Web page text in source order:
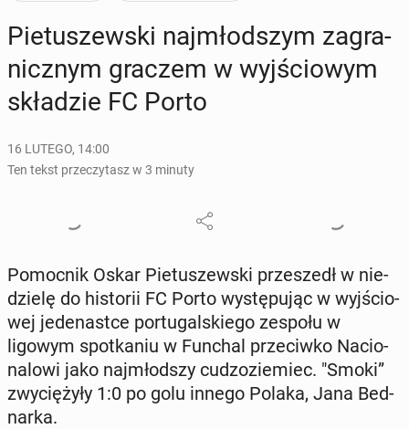
Pie­tu­szew­ski naj­młod­szym za­gra­
nicz­nym graczem w wyj­ścio­wym
skła­dzie FC Porto
16 LUTEGO, 14:00
Ten tekst przeczytasz w 3 minuty
Po­moc­nik Oskar Pie­tu­szew­ski prze­szedł w nie­
dzie­lę do hi­sto­rii FC Porto wy­stę­pu­jąc w wyj­ścio­
wej je­de­na­st­ce por­tu­gal­skie­go zespołu w
ligowym spo­tka­niu w Funchal prze­ciw­ko Na­cio­
na­lo­wi jako naj­młod­szy cu­dzo­zie­miec. "Smoki”
zwy­cię­ży­ły 1:0 po golu innego Polaka, Jana Bed­
nar­ka.